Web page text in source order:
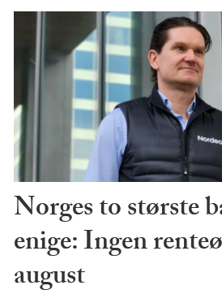
Norges to største
enige: Ingen
august